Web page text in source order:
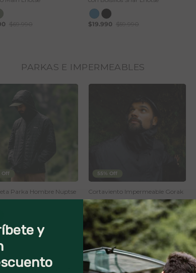
$69.990 $19.990 $59.990
PARKAS E IMPERMEABLES
Off
Parka Hombre Nuptse
$99.990
55% Off
Cortaviento Impermeable Gorak
Shep Lhotse
$44.990 $99.990
POLERAS Y PRIMERA CAPA
y